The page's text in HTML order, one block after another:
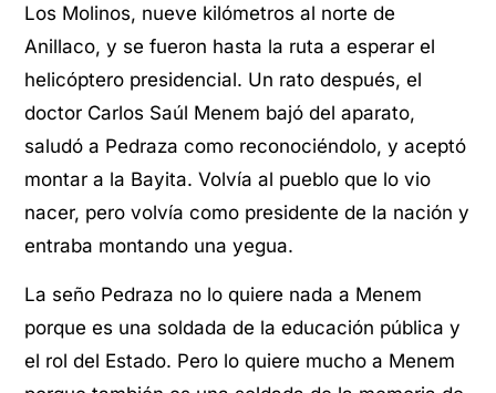
Los Molinos, nueve kilómetros al norte de
Anillaco, y se fueron hasta la ruta a esperar el
helicóptero presidencial. Un rato después, el
doctor Carlos Saúl Menem bajó del aparato,
saludó a Pedraza como reconociéndolo, y aceptó
montar a la Bayita. Volvía al pueblo que lo vio
nacer, pero volvía como presidente de la nación y
entraba montando una yegua.
La seño Pedraza no lo quiere nada a Menem
porque es una soldada de la educación pública y
el rol del Estado. Pero lo quiere mucho a Menem